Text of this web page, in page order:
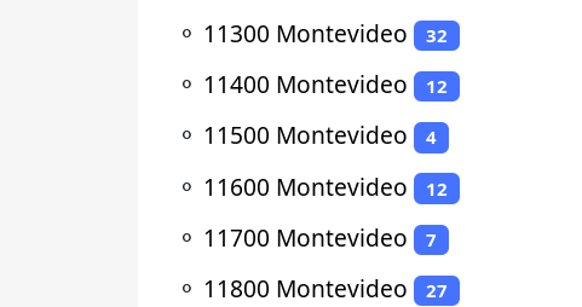
⚬ 11300 Montevideo 32
⚬ 11400 Montevideo 12
⚬ 11500 Montevideo 4
⚬ 11600 Montevideo 12
⚬ 11700 Montevideo 7
⚬ 11800 Montevideo 27